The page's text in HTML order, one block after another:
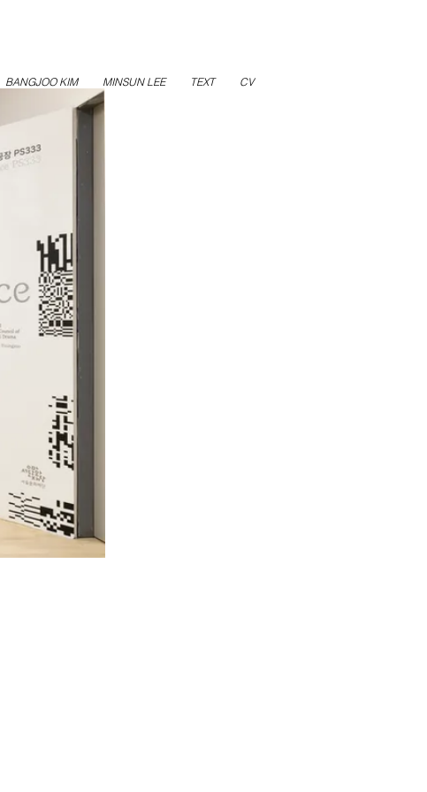
BANGJOO KIM MINSUN LEE TEXT CV